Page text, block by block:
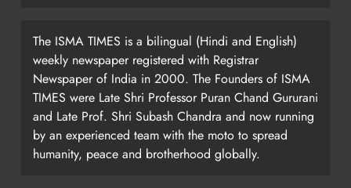
The ISMA TIMES is a bilingual (Hindi and English)
weekly newspaper registered with Registrar
Newspaper of India in 2000. The Founders of ISMA
TIMES were Late Shri Professor Puran Chand Gururani
and Late Prof. Shri Subash Chandra and now running
by an experienced team with the moto to spread
humanity, peace and brotherhood globally.